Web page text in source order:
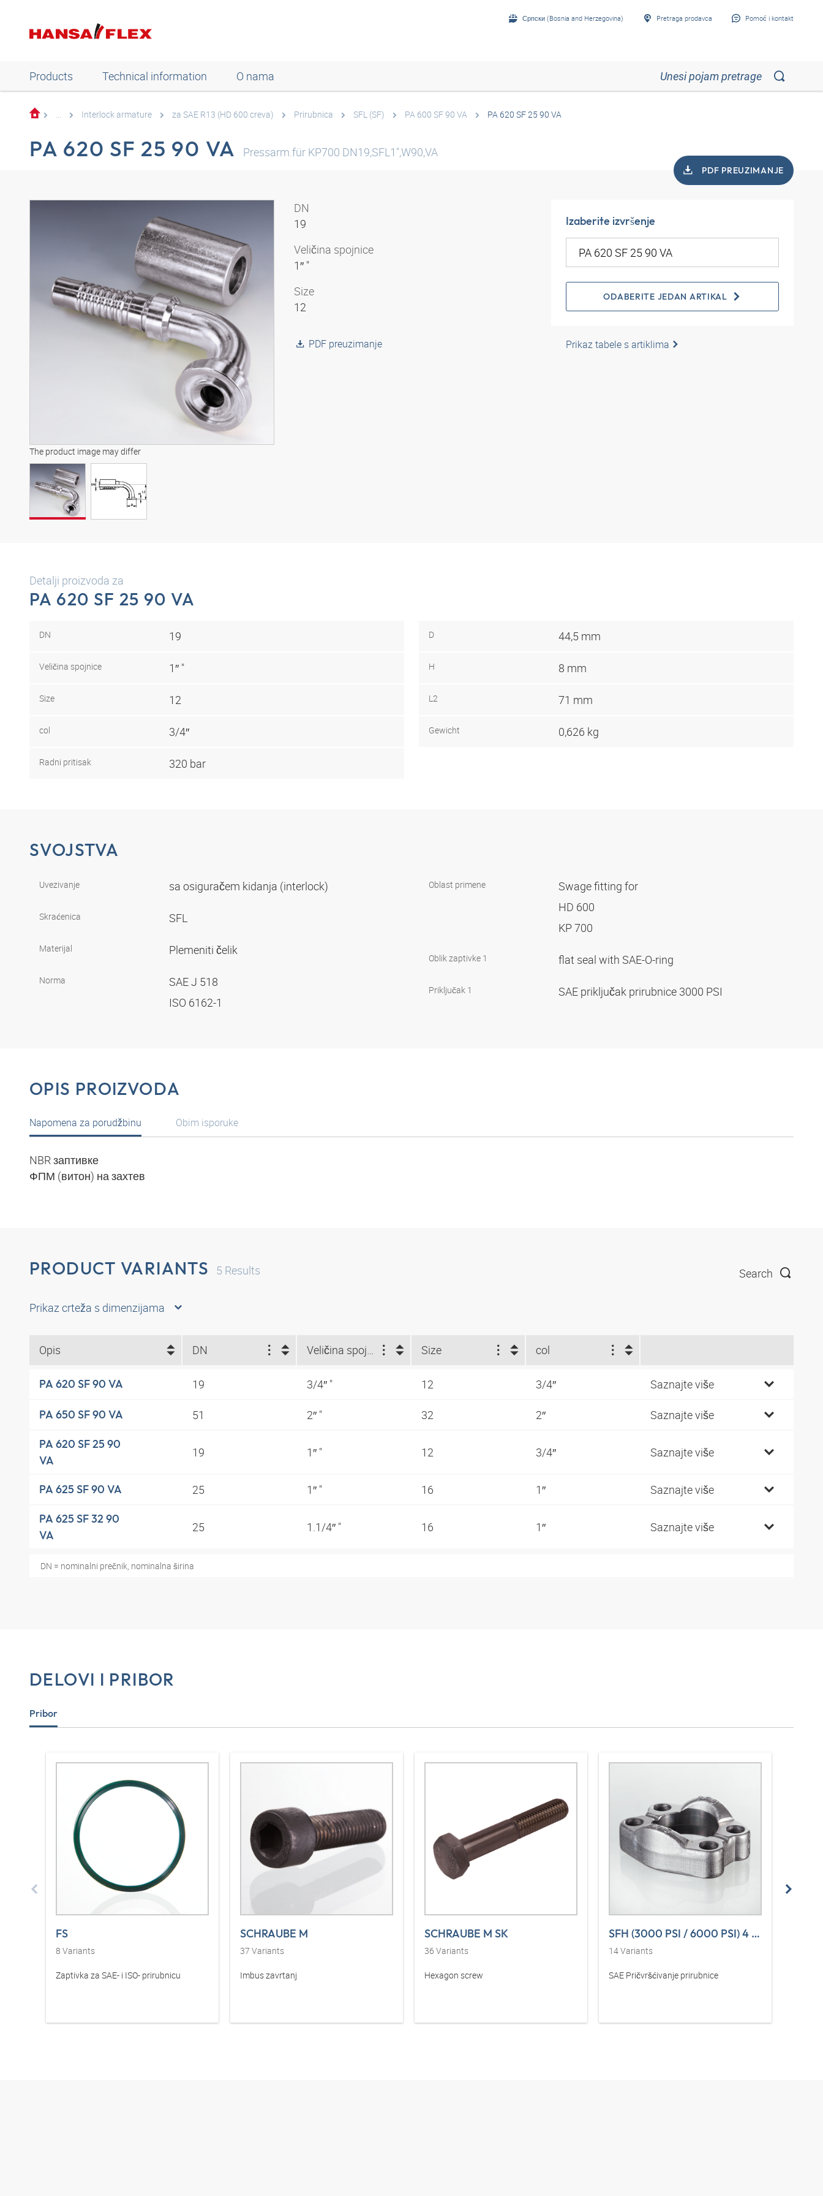
Српски (Bosnia and Herzegovina) Pretraga prodavca Pomoć i kontakt
Products Technical information O nama
... Interlock armature za SAE R13 (HD 600 creva) Prirubnica SFL (SF) PA 600 SF 90 VA PA 620 SF 25 90 VA
PA 620 SF 25 90 VA Pressarm.für KP700 DN19,SFL1",W90,VA
PDF PREUZIMANJE
The product image may differ
DN
19
Veličina spojnice
1″ "
Size
12
PDF preuzimanje
Izaberite izvršenje
ODABERITE JEDAN ARTIKAL
Prikaz tabele s artiklima
Detalji proizvoda za
PA 620 SF 25 90 VA
DN 19
Veličina spojnice 1″ "
Size 12
col 3/4″
Radni pritisak 320 bar
D 44,5 mm
H 8 mm
L2 71 mm
Gewicht 0,626 kg
SVOJSTVA
Uvezivanje sa osiguračem kidanja (interlock)
Skraćenica SFL
Materijal Plemeniti čelik
Norma
SAE J 518
ISO 6162-1
Oblast primene
Swage fitting for
HD 600
KP 700
Oblik zaptivke 1 flat seal with SAE-O-ring
Priključak 1 SAE priključak prirubnice 3000 PSI
OPIS PROIZVODA
Napomena za porudžbinu
NBR заптивке
ФПМ (витон) на захтев
Obim isporuke
PRODUCT VARIANTS 5 Results Search
Prikaz crteža s dimenzijama
Opis DN Veličina spojnice (") Size col
PA 620 SF 90 VA 19 3/4″ " 12 3/4″ Saznajte više
PA 650 SF 90 VA 51 2″ " 32 2″ Saznajte više
PA 620 SF 25 90
VA
19 1″ " 12 3/4″ Saznajte više
PA 625 SF 90 VA 25 1″ " 16 1″ Saznajte više
PA 625 SF 32 90
VA
25 1.1/4″ " 16 1″ Saznajte više
DN = nominalni prečnik, nominalna širina
DELOVI I PRIBOR
Pribor
FS
8 Variants
Zaptivka za SAE- i ISO- prirubnicu
SCHRAUBE M
37 Variants
Imbus zavrtanj
SCHRAUBE M SK
36 Variants
Hexagon screw
SFH (3000 PSI / 6000 PSI) 4 L VA
14Variants
SAE Pričvršćivanje prirubnice